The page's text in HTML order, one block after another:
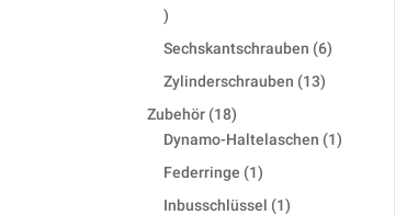
28
products
Sechskantschrauben 66
Zylinderschrauben 1313
Zubehör 1818
products
Dynamo-Haltelaschen 11
Federringe 11
product
Inbusschlüssel 11